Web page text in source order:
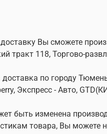
Вы сможете
тракт 118, Торгово-
по городу
Экспресс - Авто,
быть изменена
товара, Вы